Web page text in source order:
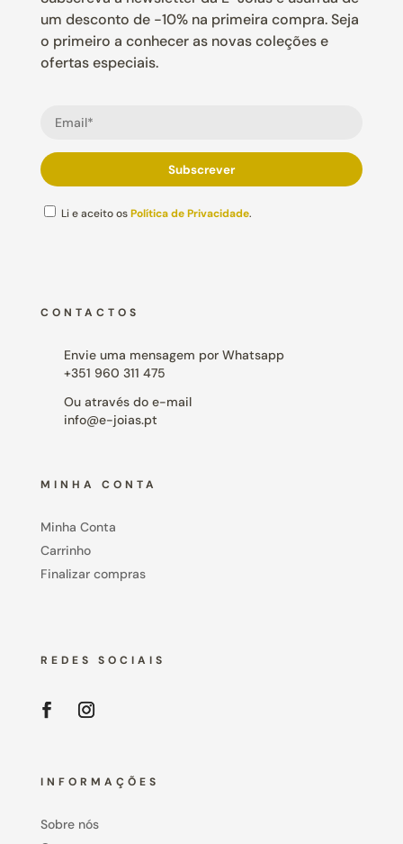
um desconto de -10% na primeira compra. Seja
o primeiro a conhecer as novas coleções e
ofertas especiais.
Li e aceito osPolítica de Privacidade.
CONTACTOS
Envie uma mensagem por Whatsapp
+351 960 311 475
Ou através do e-mail
info@e-joias.pt
MINHA CONTA
Minha Conta
Carrinho
Finalizar compras
REDES SOCIAIS
INFORMAÇÕES
Sobre nós